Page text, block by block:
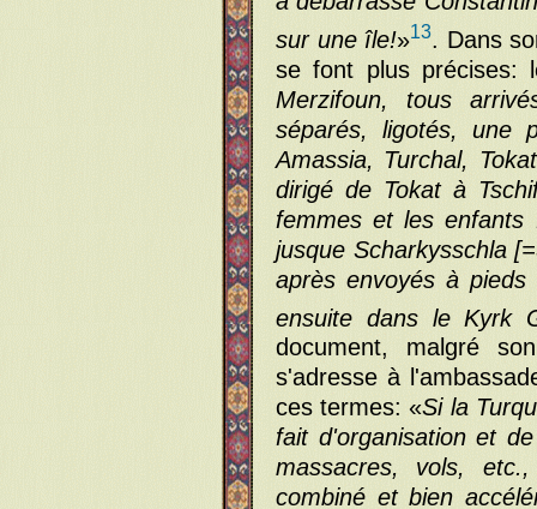
sur une île!»13. Dans
se font plus précises:
Merzifoun, tous
séparés, ligotés, une
Amassia, Turchal,
dirigé de Tokat à
femmes et les enfants
jusque Scharkysschla
après envoyés à
ensuite dans le Kyrk
document, malgré
s'adresse à
ces termes: «Si la
fait d'organisation et
massacres, vols,
combiné et bien